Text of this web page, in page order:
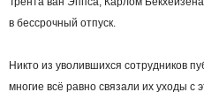
в бессрочный отпуск.
Никто из уволившихся сотрудников
многие всё равно связали их уходы